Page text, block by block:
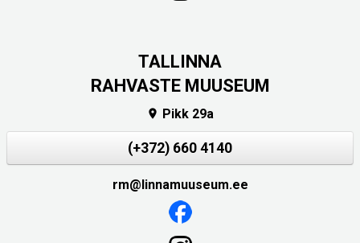
TALLINNA
RAHVASTE MUUSEUM
 Pikk 29a
(+372) 660 4140
rm@linnamuuseum.ee